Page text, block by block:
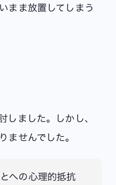
まま放置してしまう
ました。しかし、
ませんでした。
への心理的抵抗